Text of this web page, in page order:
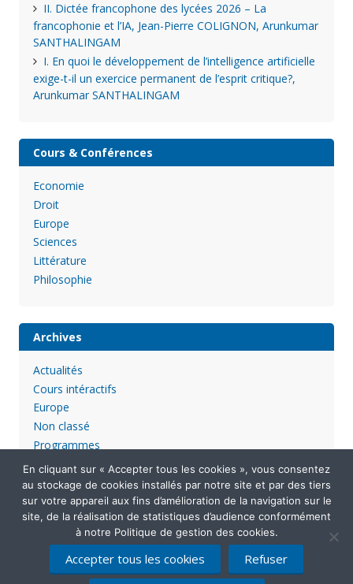
II. Dictée francophone des lycées 2026 – La
francophonie et l’IA, Jean-Pierre COLIGNON, Arunkumar
SANTHALINGAM
I. En quoi le développement de l’intelligence artificielle
exige-t-il un exercice permanent de l’esprit critique?,
Arunkumar SANTHALINGAM
Cours & Conférences
Economie
Droit
Europe
Sciences
Littérature
Philosophie
Archives
Actualités
Cours intéractifs
Europe
Non classé
Programmes
Mentions légales Politique de confidentialité
En cliquant sur « Accepter tous les cookies », vous consentez
au stockage de cookies installés par notre site et par des tiers
sur votre appareil aux fins d’amélioration de la navigation sur le
site, de la réalisation de statistiques d’audience conformément
à notre Politique de gestion des cookies.
Accepter tous les cookies Refuser